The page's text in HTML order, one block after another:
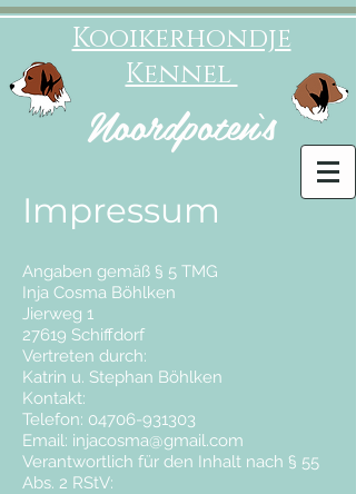
Kooikerhondje
Kennel
Noordpoten‘s
Angaben gemäß § 5 TMG
Inja Cosma Böhlken
Jierweg 1
27619 Schiffdorf
Vertreten durch:
Katrin u. Stephan Böhlken
Kontakt:
Telefon: 04706-931303
Email: injacosma@gmail.com
Verantwortlich für den Inhalt nach § 55
Abs. 2 RStV:
Impressum